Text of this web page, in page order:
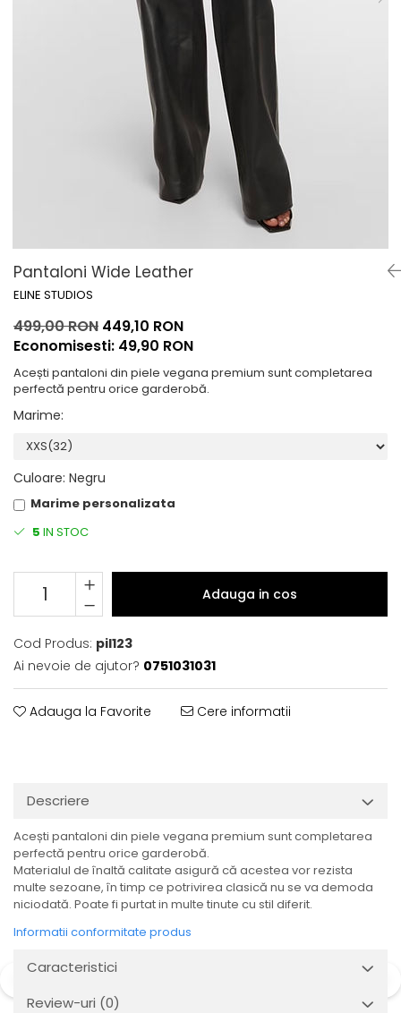
Pantaloni Wide Leather
ELINE STUDIOS
499,00 RON 449,10 RON
Economisesti: 49,90 RON
Acești pantaloni din piele vegana premium sunt completarea
perfectă pentru orice garderobă.
Marime:
Culoare: Negru
Marime personalizata
5 IN STOC
Adauga in cos
Cod Produs: pil123
Ai nevoie de ajutor? 0751031031
Adauga la Favorite Cere informatii
Descriere
Acești pantaloni din piele vegana premium sunt completarea
perfectă pentru orice garderobă.
Materialul de înaltă calitate asigură că acestea vor rezista
multe sezoane, în timp ce potrivirea clasică nu se va demoda
niciodată. Poate fi purtat in multe tinute cu stil diferit.
Informatii conformitate produs
Caracteristici
Review-uri (0)